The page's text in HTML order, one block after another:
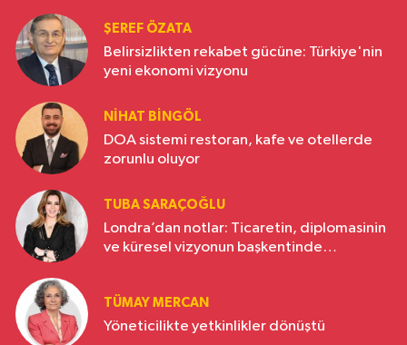
ŞEREF ÖZATA
Belirsizlikten rekabet gücüne: Türkiye'nin
yeni ekonomi vizyonu
NIHAT BINGÖL
DOA sistemi restoran, kafe ve otellerde
zorunlu oluyor
TUBA SARAÇOĞLU
Londra’dan notlar: Ticaretin, diplomasinin
ve küresel vizyonun başkentinde
TÜMAY MERCAN
Yöneticilikte yetkinlikler dönüştü